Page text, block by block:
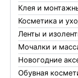
Клея и
Косметика и
Ленты и
Мочалки и
Новогодние
Обувная